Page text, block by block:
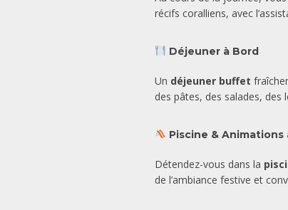
récifs coralliens, avec
Déjeuner à Bord
Un déjeuner buffet
des pâtes, des salades,
Piscine & Animations
Détendez-vous dans la
de l’ambiance festive et